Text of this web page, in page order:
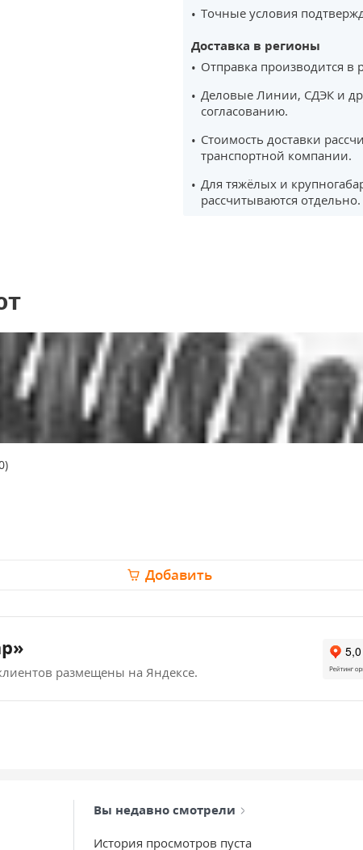
Точные условия
Доставка в регионы
Отправка производится в
Деловые Линии, СДЭК и
согласованию.
Стоимость доставки
транспортной компании.
Для тяжёлых и
рассчитываются отдельно.
Добавить
размещены на Яндексе.
Вы недавно смотрели
История просмотров пуста